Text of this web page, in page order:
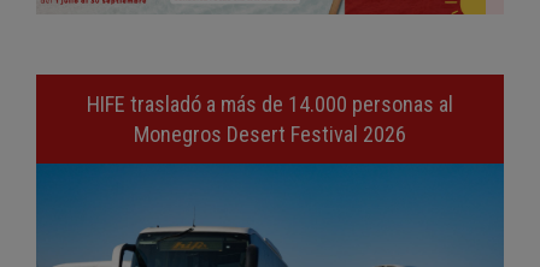
HIFE trasladó a más de 14.000 personas al
Monegros Desert Festival 2026